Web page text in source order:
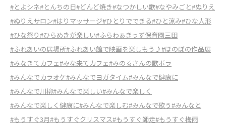
#とよシネ#とんちの日#どんど焼き#なつかしい歌#なやみごと#ぬりえ
#ぬりえサロン#はりマッサージ#ひとりでできる#ひと涼み#ひな人形
#ひな祭り#ひらめきが楽しい#ふらわぁきっず保育園三田
#ふれあいの居場所#ふれあい館で映画を楽しもう♪#ほのぼの作品展
#みなきてカフェ#みな来てカフェ#みのるさんの歌ボラ
#みんなでカラオケ#みんなでヨガタイム#みんなで健康に
#みんなで川柳#みんなで楽しい#みんなで楽しく
#みんなで楽しく健康に#みんなで楽しむ#みんなで歌う#みんなと
#もうすぐ3月#もうすぐクリスマス#もうすぐ師走#もうすぐ梅雨